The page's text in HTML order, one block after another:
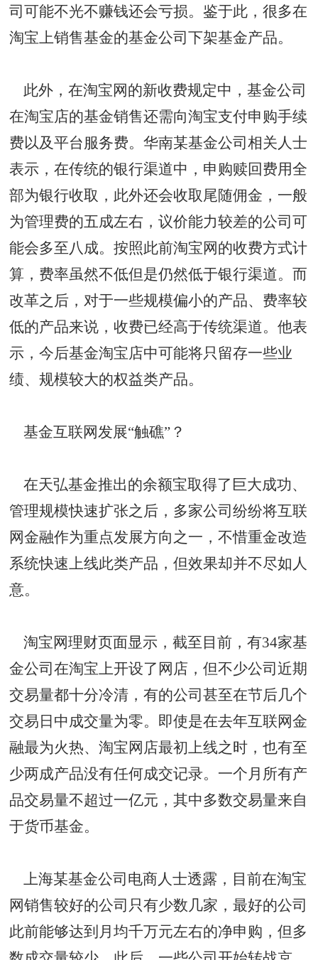
司可能不光不赚钱还会亏损。鉴于此，很多在
淘宝上销售基金的基金公司下架基金产品。
此外，在淘宝网的新收费规定中，基金公司
在淘宝店的基金销售还需向淘宝支付申购手续
费以及平台服务费。华南某基金公司相关人士
表示，在传统的银行渠道中，申购赎回费用全
部为银行收取，此外还会收取尾随佣金，一般
为管理费的五成左右，议价能力较差的公司可
能会多至八成。按照此前淘宝网的收费方式计
算，费率虽然不低但是仍然低于银行渠道。而
改革之后，对于一些规模偏小的产品、费率较
低的产品来说，收费已经高于传统渠道。他表
示，今后基金淘宝店中可能将只留存一些业
绩、规模较大的权益类产品。
基金互联网发展“触礁”？
在天弘基金推出的余额宝取得了巨大成功、
管理规模快速扩张之后，多家公司纷纷将互联
网金融作为重点发展方向之一，不惜重金改造
系统快速上线此类产品，但效果却并不尽如人
意。
淘宝网理财页面显示，截至目前，有34家基
金公司在淘宝上开设了网店，但不少公司近期
交易量都十分冷清，有的公司甚至在节后几个
交易日中成交量为零。即使是在去年互联网金
融最为火热、淘宝网店最初上线之时，也有至
少两成产品没有任何成交记录。一个月所有产
品交易量不超过一亿元，其中多数交易量来自
于货币基金。
上海某基金公司电商人士透露，目前在淘宝
网销售较好的公司只有少数几家，最好的公司
此前能够达到月均千万元左右的净申购，但多